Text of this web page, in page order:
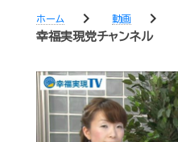
ホーム chevron_right 動画 chevron_right
幸福実現党チャンネル